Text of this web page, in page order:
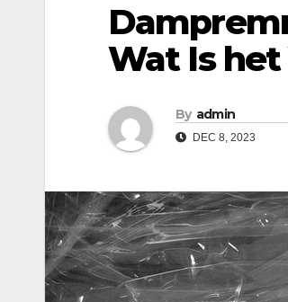
Wat Is
By admin
DEC 8, 2023